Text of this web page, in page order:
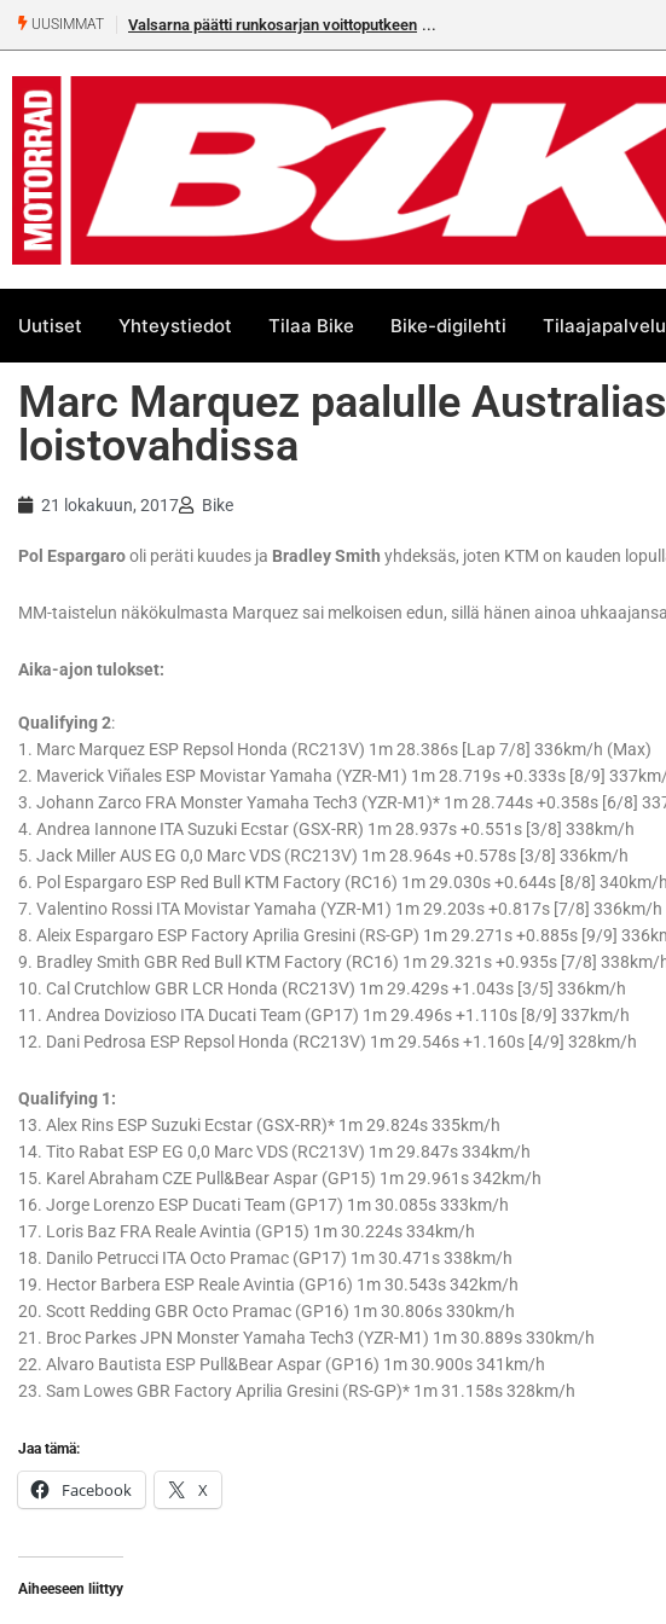
UUSIMMAT Valsarna päätti runkosarjan voittoputkeen
Uutiset Yhteystiedot Tilaa Bike Bike-digilehti Tilaajapalvelu
Marc Marquez paalulle
loistovahdissa
21 lokakuun, 2017 Bike
Pol Espargarooli peräti kuudes ja Bradley Smith yhdeksäs, joten KTM on kauden
MM-taistelun näkökulmasta Marquez sai melkoisen edun, sillä hänen ainoa
Aika-ajon tulokset:
Qualifying 2:
1. Marc Marquez ESP Repsol Honda (RC213V) 1m 28.386s [Lap 7/8] 336km/h (Max)
2. Maverick Viñales ESP Movistar Yamaha (YZR-M1) 1m 28.719s +0.333s [8/9]
3. Johann Zarco FRA Monster Yamaha Tech3 (YZR-M1)* 1m 28.744s +0.358s [6/8]
4. Andrea Iannone ITA Suzuki Ecstar (GSX-RR) 1m 28.937s +0.551s [3/8] 338km/h
5. Jack Miller AUS EG 0,0 Marc VDS (RC213V) 1m 28.964s +0.578s [3/8] 336km/h
6. Pol Espargaro ESP Red Bull KTM Factory (RC16) 1m 29.030s +0.644s [8/8] 340km/h
7. Valentino Rossi ITA Movistar Yamaha (YZR-M1) 1m 29.203s +0.817s [7/8] 336km/h
8. Aleix Espargaro ESP Factory Aprilia Gresini (RS-GP) 1m 29.271s +0.885s [9/9]
9. Bradley Smith GBR Red Bull KTM Factory (RC16) 1m 29.321s +0.935s [7/8] 338km/
10. Cal Crutchlow GBR LCR Honda (RC213V) 1m 29.429s +1.043s [3/5] 336km/h
11. Andrea Dovizioso ITA Ducati Team (GP17) 1m 29.496s +1.110s [8/9] 337km/h
12. Dani Pedrosa ESP Repsol Honda (RC213V) 1m 29.546s +1.160s [4/9] 328km/h
Qualifying 1:
13. Alex Rins ESP Suzuki Ecstar (GSX-RR)* 1m 29.824s 335km/h
14. Tito Rabat ESP EG 0,0 Marc VDS (RC213V) 1m 29.847s 334km/h
15. Karel Abraham CZE Pull&Bear Aspar (GP15) 1m 29.961s 342km/h
16. Jorge Lorenzo ESP Ducati Team (GP17) 1m 30.085s 333km/h
17. Loris Baz FRA Reale Avintia (GP15) 1m 30.224s 334km/h
18. Danilo Petrucci ITA Octo Pramac (GP17) 1m 30.471s 338km/h
19. Hector Barbera ESP Reale Avintia (GP16) 1m 30.543s 342km/h
20. Scott Redding GBR Octo Pramac (GP16) 1m 30.806s 330km/h
21. Broc Parkes JPN Monster Yamaha Tech3 (YZR-M1) 1m 30.889s 330km/h
22. Alvaro Bautista ESP Pull&Bear Aspar (GP16) 1m 30.900s 341km/h
23. Sam Lowes GBR Factory Aprilia Gresini (RS-GP)* 1m 31.158s 328km/h
Jaa tämä:
Facebook X
Aiheeseen liittyy